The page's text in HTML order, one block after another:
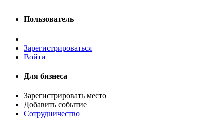
Пользователь
Зарегистрироваться
Войти
Для бизнеса
Зарегистрировать место
Добавить событие
Сотрудничество